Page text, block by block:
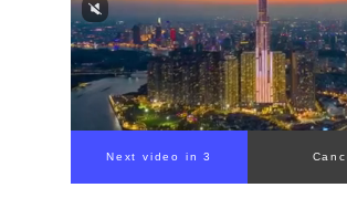
Next video in 1